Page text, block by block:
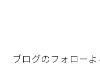
ブログのフォロー